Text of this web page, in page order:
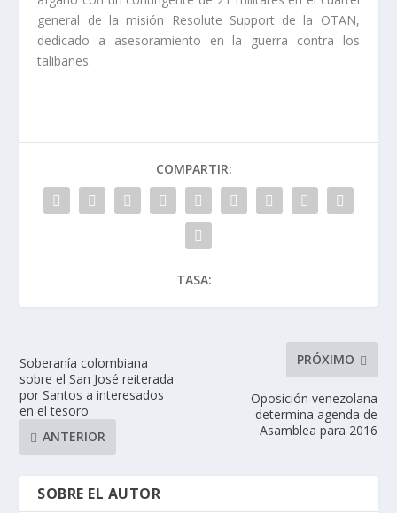
general de la misión Resolute Support de la OTAN,
dedicado a asesoramiento en la guerra contra los
talibanes.
COMPARTIR:
TASA:
Soberanía colombiana
sobre el San José reiterada
por Santos a interesados
en el tesoro
ANTERIOR
PRÓXIMO
Oposición venezolana
determina agenda de
Asamblea para 2016
SOBRE EL AUTOR